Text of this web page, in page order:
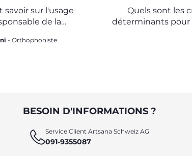
savoir sur l'usage
de la
- Orthophoniste
Quels sont les
déterminants pour
BESOIN D'INFORMATIONS ?
Service Client Artsana Schweiz AG
091-9355087